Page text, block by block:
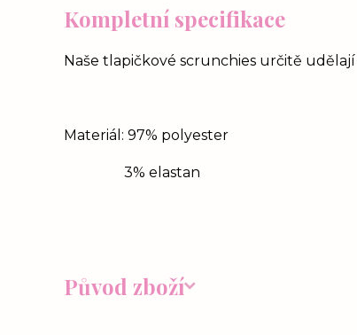
Kompletní specifikace
Naše tlapičkové scrunchies určitě
Materiál: 97% polyester
3% elastan
Původ zboží